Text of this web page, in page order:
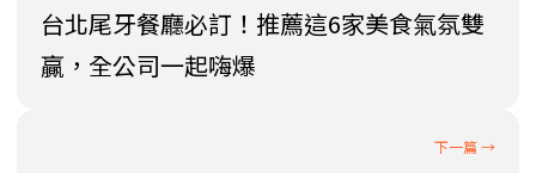
台北尾牙餐廳必訂！推薦這6家美食氣氛雙
贏，全公司一起嗨爆